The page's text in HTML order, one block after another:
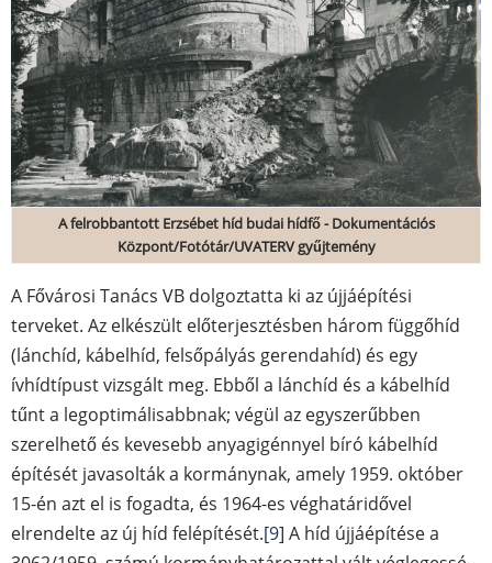
A felrobbantott Erzsébet híd budai hídfő - Dokumentációs
Központ/Fotótár/UVATERV gyűjtemény
A Fővárosi Tanács VB dolgoztatta ki az újjáépítési
terveket. Az elkészült előterjesztésben három függőhíd
(lánchíd, kábelhíd, felsőpályás gerendahíd) és egy
ívhídtípust vizsgált meg. Ebből a lánchíd és a kábelhíd
tűnt a legoptimálisabbnak; végül az egyszerűbben
szerelhető és kevesebb anyagigénnyel bíró kábelhíd
építését javasolták a kormánynak, amely 1959. október
15-én azt el is fogadta, és 1964-es véghatáridővel
elrendelte az új híd felépítését.[9] A híd újjáépítése a